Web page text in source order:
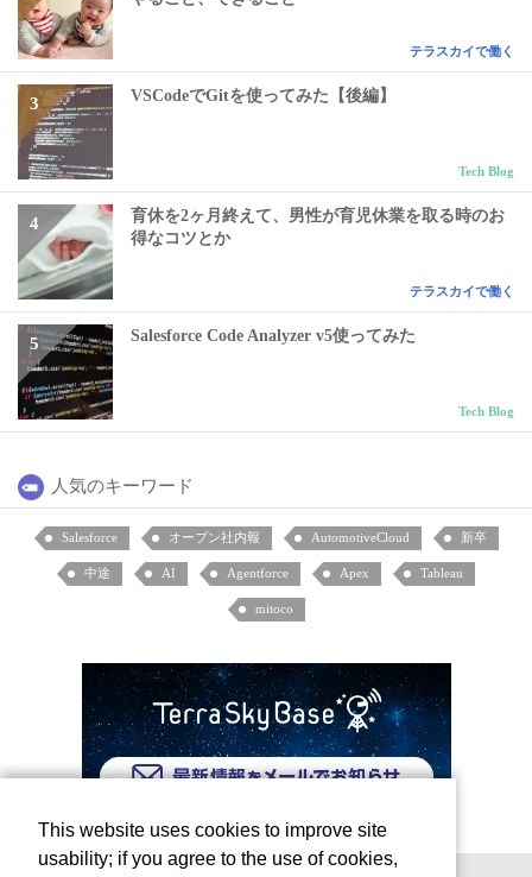
テラスカイで働く
VSCodeでGitを使ってみた【後編】
Tech Blog
育休を2ヶ月終えて、男性が育児休業を取る時のお
得なコツとか
テラスカイで働く
Salesforce Code Analyzer v5使ってみた
Tech Blog
人気のキーワード
Salesforce オープン社内報 AutomotiveCloud 新卒
中途 AI Agentforce Apex Tableau
mitoco
This website uses cookies to improve site
usability; if you agree to the use of cookies,